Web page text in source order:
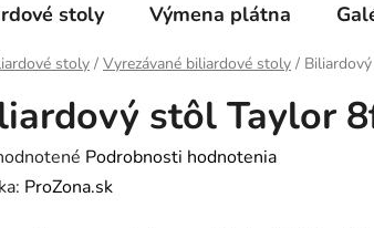
stoly Výmena plátna
stoly / Vyrezávané biliardové stoly /
stôl Taylor
Podrobnosti hodnotenia
ProZona.sk